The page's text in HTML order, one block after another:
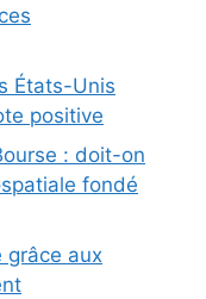
États-Unis
positive
: doit-on
fondé
grâce aux